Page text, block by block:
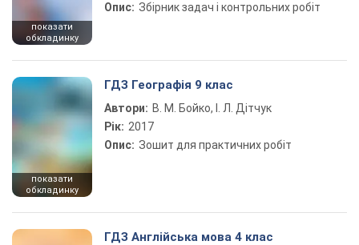
показати
обкладинку
Опис: Збірник задач і контрольних робіт
показати
обкладинку
ГДЗ Географія 9 клас
Автори: В. М. Бойко, І. Л. Дітчук
Рік: 2017
Опис: Зошит для практичних робіт
ГДЗ Англійська мова 4 клас